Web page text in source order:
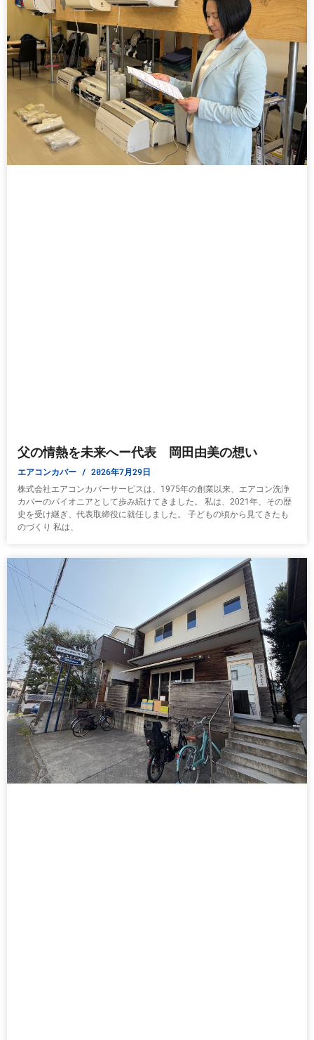
父の情熱を未来へー代表 岡田由美の想い
エアコンカバー 2026年7月29日
株式会社エアコンカバーサービスは、1975年の創業以来、エアコン洗浄
カバーのパイオニアとして歩み続けてきました。 私は、2021年、その歴
史を受け継ぎ、代表取締役に就任しました。 子どもの頃から見てきたも
のづくり 私は、